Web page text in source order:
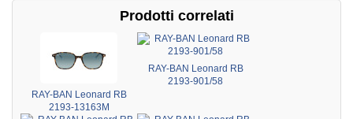
Prodotti correlati
RAY-BAN Leonard RB
2193-13163M
RAY-BAN Leonard RB
2193-901/58